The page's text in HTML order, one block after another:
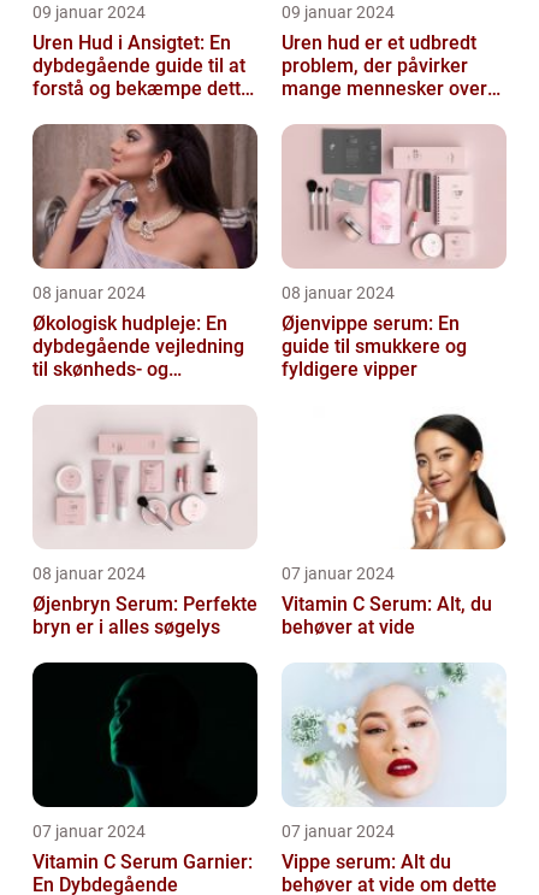
09 januar 2024
Uren Hud i Ansigtet: En
dybdegående guide til at
forstå og bekæmpe dette
09 januar 2024
Uren hud er et udbredt
problem, der påvirker
mange mennesker over
08 januar 2024
Økologisk hudpleje: En
dybdegående vejledning
til skønheds- og
08 januar 2024
Øjenvippe serum: En
guide til smukkere og
fyldigere vipper
08 januar 2024
Øjenbryn Serum: Perfekte
bryn er i alles søgelys
07 januar 2024
Vitamin C Serum: Alt, du
behøver at vide
07 januar 2024
Vitamin C Serum Garnier:
En Dybdegående
07 januar 2024
Vippe serum: Alt du
behøver at vide om dette